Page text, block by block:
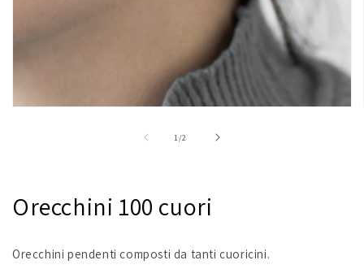
1 /
su2
Orecchini 100 cuori
Orecchini pendenti composti da tanti cuoricini.